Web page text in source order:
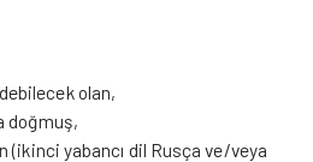
olan,
doğmuş,
(ikinci yabancı dil Rusça ve/veya